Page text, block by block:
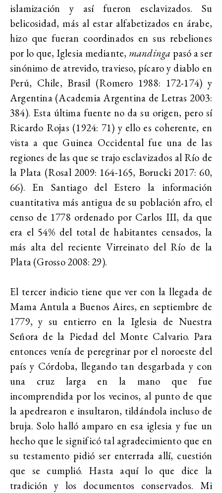
islamización y así fueron esclavizados. Su
belicosidad, más al estar alfabetizados en árabe,
hizo que fueran coordinados en sus rebeliones
por lo que, Iglesia mediante, mandinga pasó a ser
sinónimo de atrevido, travieso, pícaro y diablo en
Perú, Chile, Brasil (Romero 1988: 172-174) y
Argentina (Academia Argentina de Letras 2003:
384). Esta última fuente no da su origen, pero sí
Ricardo Rojas (1924: 71) y ello es coherente, en
vista a que Guinea Occidental fue una de las
regiones de las que se trajo esclavizados al Río de
la Plata (Rosal 2009: 164-165, Borucki 2017: 60,
66). En Santiago del Estero la información
cuantitativa más antigua de su población afro, el
censo de 1778 ordenado por Carlos III, da que
era el 54% del total de habitantes censados, la
más alta del reciente Virreinato del Río de la
Plata (Grosso 2008: 29).
El tercer indicio tiene que ver con la llegada de
Mama Antula a Buenos Aires, en septiembre de
1779, y su entierro en la Iglesia de Nuestra
Señora de la Piedad del Monte Calvario. Para
entonces venía de peregrinar por el noroeste del
país y Córdoba, llegando tan desgarbada y con
una cruz larga en la mano que fue
incomprendida por los vecinos, al punto de que
la apedrearon e insultaron, tildándola incluso de
bruja. Solo halló amparo en esa iglesia y fue un
hecho que le significó tal agradecimiento que en
su testamento pidió ser enterrada allí, cuestión
que se cumplió. Hasta aquí lo que dice la
tradición y los documentos conservados. Mi